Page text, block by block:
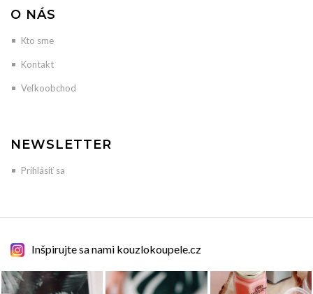
O NÁS
Kto sme
Kontakt
Veľkoobchod
NEWSLETTER
Prihlásiť sa
Inšpirujte sa nami kouzlokoupele.cz